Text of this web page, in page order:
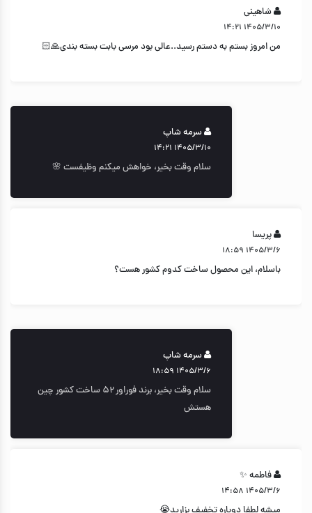
شاهینی
۱۴۰۵/۳/۱۰ ۱۴:۲۱
من امروز بستم به دستم رسید..عالی بود مرسی بابت بسته بندی🙏🏻
سرمه شاپ
۱۴۰۵/۳/۱۰ ۱۴:۲۱
سلام وقت بخیر، خواهش میکنم وظیفست 🌸
پریسا
۱۴۰۵/۳/۶ ۱۸:۵۹
باسلام، این محصول ساخت کدوم کشور هست؟
سرمه شاپ
۱۴۰۵/۳/۶ ۱۸:۵۹
سلام وقت بخیر، برند فوراور ۵۲ ساخت کشور چین
هستش
فاطمه ✨️
۱۴۰۵/۳/۶ ۱۴:۵۸